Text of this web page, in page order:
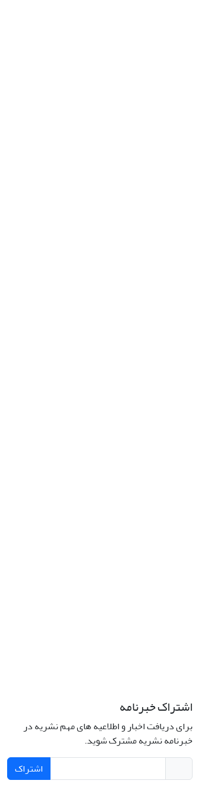
اشتراک خبرنامه
برای دریافت اخبار و اطلاعیه های مهم نشریه در
خبرنامه نشریه مشترک شوید.
اشتراک